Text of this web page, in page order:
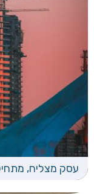
עסק מצליח,